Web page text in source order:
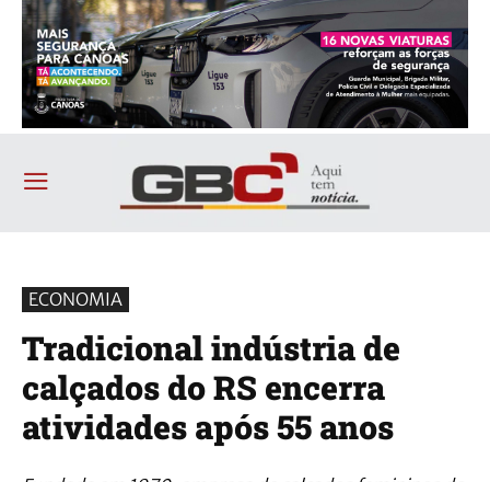
ECONOMIA
Tradicional indústria de
calçados do RS encerra
atividades após 55 anos